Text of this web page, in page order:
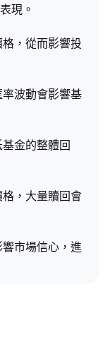
現。
，從而影響投
波動會影響基
金的整體回
，大量贖回會
市場信心，進